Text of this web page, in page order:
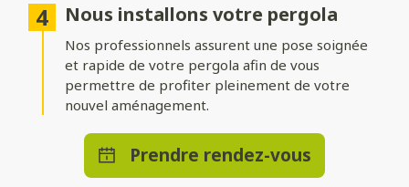
un bénéficier d’un confort absolu en toute saison.
Nous installons votre pergola
Nos professionnels assurent une pose soignée
et rapide de votre pergola afin de vous
permettre de profiter pleinement de votre
nouvel aménagement.
Prendre rendez-vous